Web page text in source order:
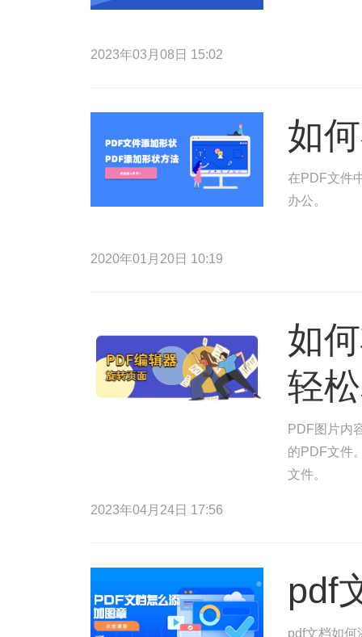
2023年03月08日 15:02
如
在PDF文件
办公。
2020年01月20日 10:19
如
轻
PDF图片内
的PDF文件
文件。
2023年04月24日 17:56
pdf
pdf文档如何